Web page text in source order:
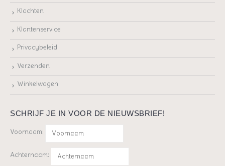
Klachten
Klantenservice
Privacybeleid
Verzenden
Winkelwagen
SCHRIJF JE IN VOOR DE NIEUWSBRIEF!
Voornaam:
Achternaam: